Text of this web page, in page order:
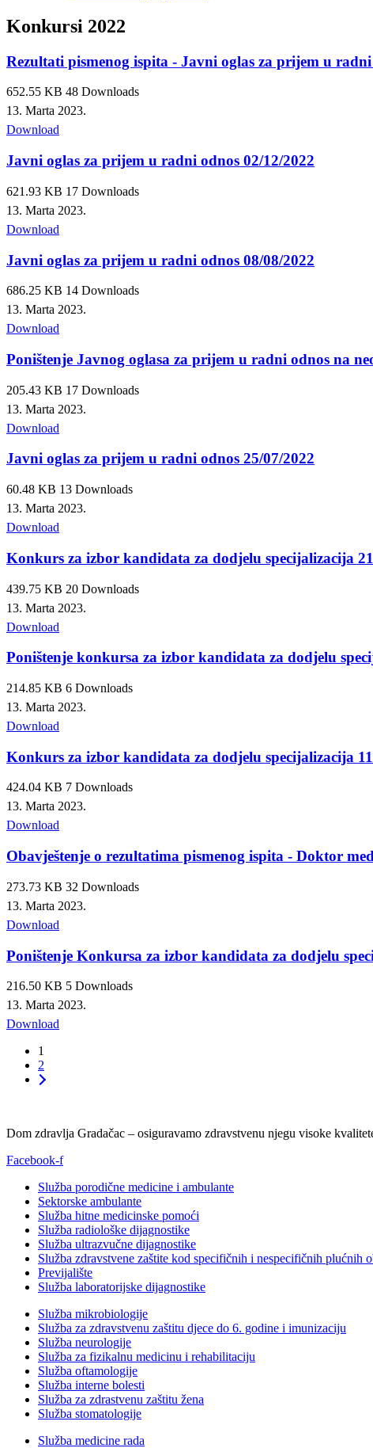
Konkursi 2022
Rezultati pismenog ispita - Javni oglas za prijem u
652.55 KB 48 Downloads
13. Marta 2023.
Download
Javni oglas za prijem u radni odnos 02/12/2022
621.93 KB 17 Downloads
13. Marta 2023.
Download
Javni oglas za prijem u radni odnos 08/08/2022
686.25 KB 14 Downloads
13. Marta 2023.
Download
Poništenje Javnog oglasa za prijem u radni odnos na
205.43 KB 17 Downloads
13. Marta 2023.
Download
Javni oglas za prijem u radni odnos 25/07/2022
60.48 KB 13 Downloads
13. Marta 2023.
Download
Konkurs za izbor kandidata za dodjelu specijalizacija
439.75 KB 20 Downloads
13. Marta 2023.
Download
Poništenje konkursa za izbor kandidata za dodjelu
214.85 KB 6 Downloads
13. Marta 2023.
Download
Konkurs za izbor kandidata za dodjelu specijalizacija
424.04 KB 7 Downloads
13. Marta 2023.
Download
Obavještenje o rezultatima pismenog ispita - Doktor
273.73 KB 32 Downloads
13. Marta 2023.
Download
Poništenje Konkursa za izbor kandidata za dodjelu
216.50 KB 5 Downloads
13. Marta 2023.
Download
1
2
Dom zdravlja Gradačac – osiguravamo zdravstvenu njegu visoke
Facebook-f
Služba porodične medicine i ambulante
Sektorske ambulante
Služba hitne medicinske pomoći
Služba radiološke dijagnostike
Služba ultrazvučne dijagnostike
Služba zdravstvene zaštite kod specifičnih i nespecifičnih plućnih
Previjalište
Služba laboratorijske dijagnostike
Služba mikrobiologije
Služba za zdravstvenu zaštitu djece do 6. godine i imunizaciju
Služba neurologije
Služba za fizikalnu medicinu i rehabilitaciju
Služba oftamologije
Služba interne bolesti
Služba za zdrastvenu zaštitu žena
Služba stomatologije
Služba medicine rada